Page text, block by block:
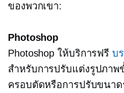
ของพวกเขา:
Photoshop
Photoshop ให้บริการฟรี บ
สำหรับการปรับแต่งรูปภา
ครอบตัดหรือการปรับขนา